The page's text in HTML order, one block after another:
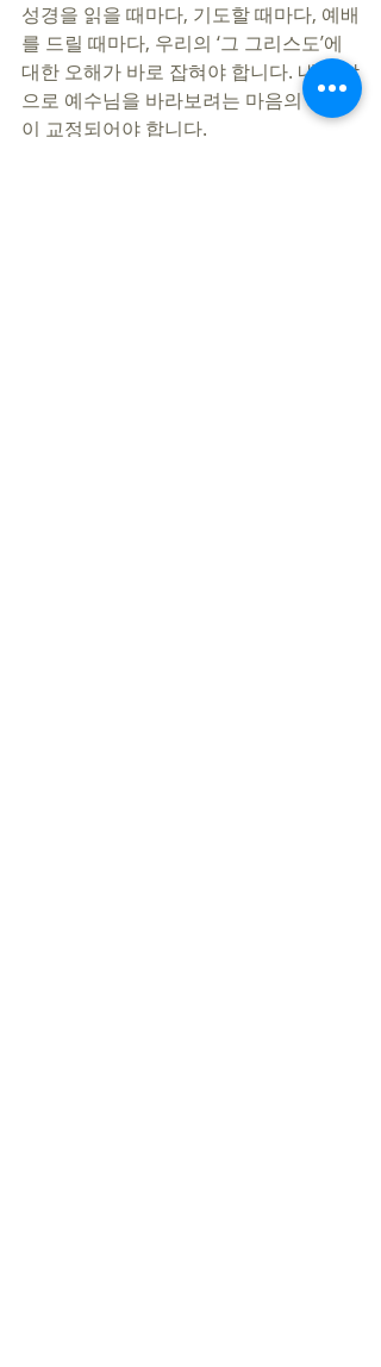
성경을 읽을 때마다, 기도할 때마다, 예배
를 드릴 때마다, 우리의 ‘그 그리스도’에
대한 오해가 바로 잡혀야 합니다. 내 생각
으로 예수님을 바라보려는 마음의 시각
이 교정되어야 합니다.